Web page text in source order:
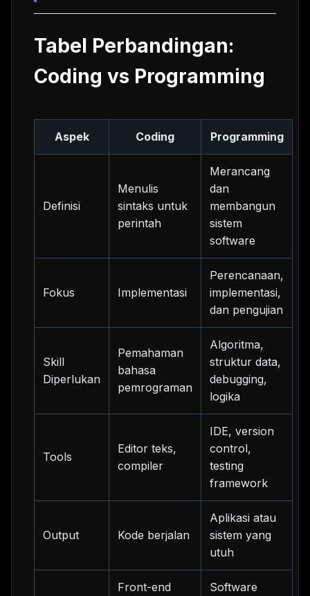
Tabel Perbandingan:
Coding vs Programming
Aspek Coding Programming
Definisi
Menulis
sintaks untuk
perintah
Merancang
dan
membangun
sistem
software
Fokus Implementasi
Perencanaan,
implementasi,
dan pengujian
Skill
Diperlukan
Pemahaman
bahasa
pemrograman
Algoritma,
struktur data,
debugging,
logika
Tools
Editor teks,
compiler
IDE, version
control,
testing
framework
Output Kode berjalan
Aplikasi atau
sistem yang
utuh
Front-end
Software